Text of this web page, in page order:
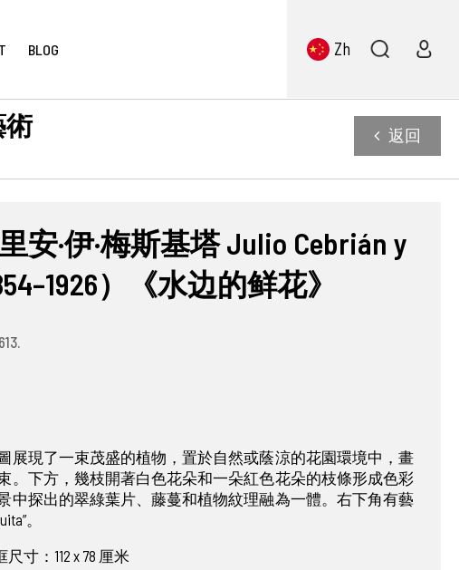
BLOG Zh
術 返回
安·伊·梅斯基塔 Julio Cebrián y
）《水边的鲜花》
展現了一束茂盛的植物，置於自然或蔭涼的花園環境中，畫
。下方，幾枝開著白色花朵和一朵紅色花朵的枝條形成色彩
中探出的翠綠葉片、藤蔓和植物紋理融為一體。右下角有藝
。
寸：112 x 78 厘米